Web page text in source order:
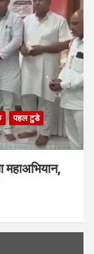
पहल टुडे